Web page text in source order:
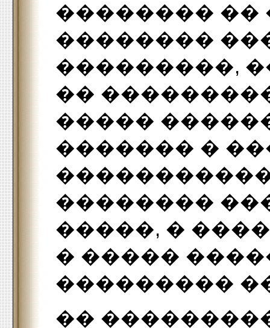
�������� ��
��������
���������,
��
�����
������� �
��������
�����, �
� �����
���������
��